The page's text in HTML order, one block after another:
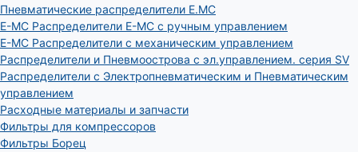
Пневматические распределители E.MC
E-MC Распределители E-MC с ручным управлением
E-MC Распределители с механическим управлением
Распределители и Пневмоострова с эл.управлением. серия SV
Распределители с Электропневматическим и Пневматическим
управлением
Расходные материалы и запчасти
Фильтры для компрессоров
Фильтры Борец